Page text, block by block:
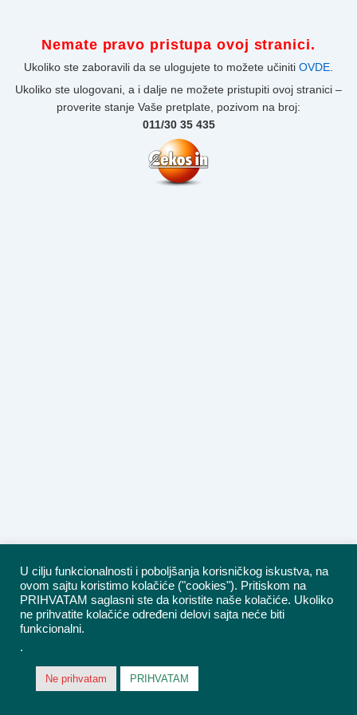
Nemate pravo pristupa ovoj stranici.
Ukoliko ste zaboravili da se ulogujete to možete učiniti OVDE
Ukoliko ste ulogovani, a i dalje ne možete pristupiti ovoj stranici –
proverite stanje Vaše pretplate, pozivom na broj:
011/30 35 435
U cilju funkcionalnosti i poboljšanja korisničkog iskustva, na
ovom sajtu koristimo kolačiće ("cookies"). Pritiskom na
PRIHVATAM saglasni ste da koristite naše kolačiće. Ukoliko
ne prihvatite kolačiće određeni delovi sajta neće biti
funkcionalni.
.
Ne prihvatam PRIHVATAM